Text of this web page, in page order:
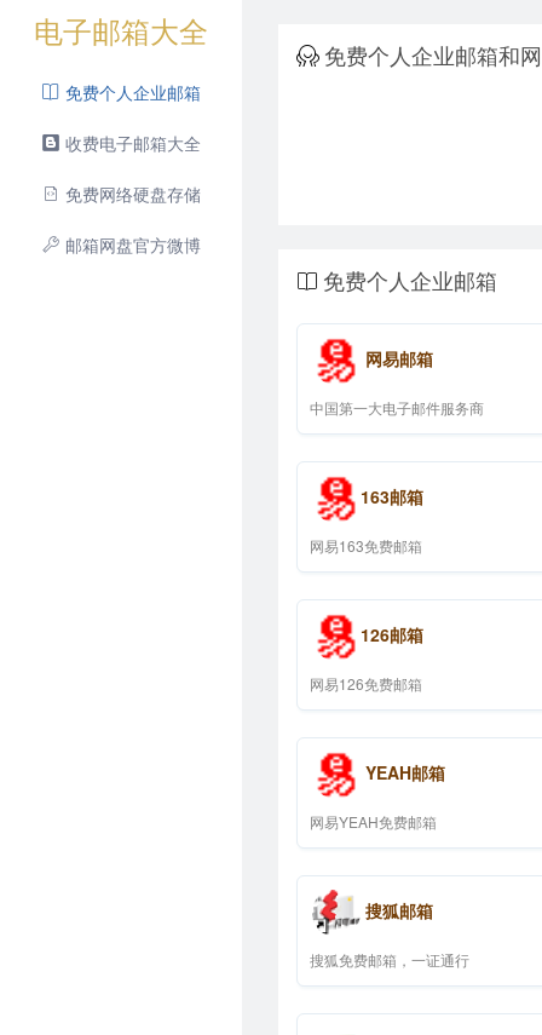
电子邮箱大全
免费个人企业邮箱
收费电子邮箱大全
免费网络硬盘存储
邮箱网盘官方微博
免费个人企业邮箱和
免费个人企业邮箱
网易邮箱
中国第一大电子邮件服务商
163邮箱
网易163免费邮箱
126邮箱
网易126免费邮箱
YEAH邮箱
网易YEAH免费邮箱
搜狐邮箱
搜狐免费邮箱，一证通行